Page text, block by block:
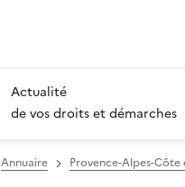
Actualité
de vos droits et démarches
Annuaire Provence-Alpes-Côte